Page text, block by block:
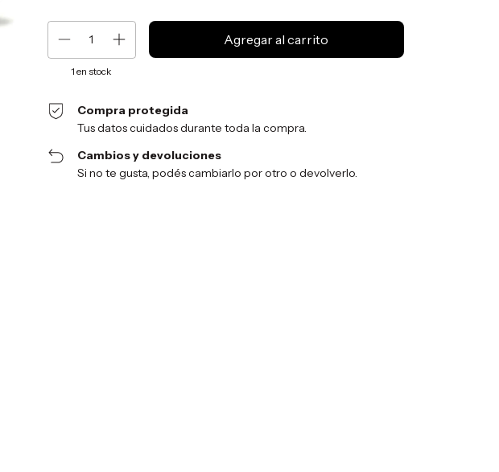
1 en stock
Compra protegida
Tus datos cuidados durante toda la compra.
Cambios y devoluciones
Si no te gusta, podés cambiarlo por otro o devolverlo.